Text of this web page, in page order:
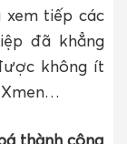
xem tiếp các
đã khẳng
không ít
thành công